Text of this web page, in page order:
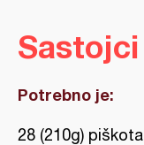
Sastojci
Potrebno je:
28 (210g) piškota